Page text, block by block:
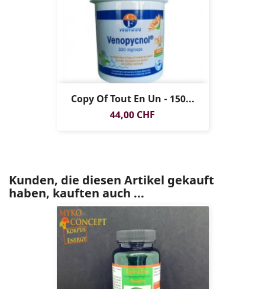
Copy Of Tout En Un - 150...
Preis
44,00 CHF
Kunden, die diesen Artikel gekauft
haben, kauften auch ...